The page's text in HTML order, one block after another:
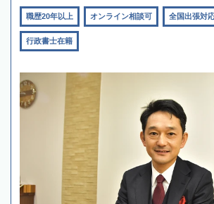
職歴20年以上 オンライン相談可 全国出張対
行政書士在籍